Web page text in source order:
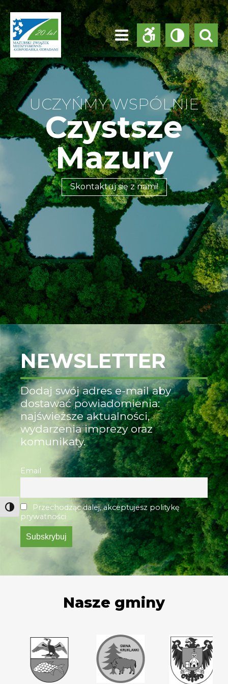
UCZYŃMY WSPÓLNIE
Czystsze
Mazury
Skontaktuj się z nami!
NEWSLETTER
Dodaj swój adres e-mail aby
dostawać powiadomienia:
najświeższe aktualności,
wydarzenia imprezy oraz
komunikaty.
Email
Przechodząc dalej, akceptujesz politykę
prywatności
Nasze gminy